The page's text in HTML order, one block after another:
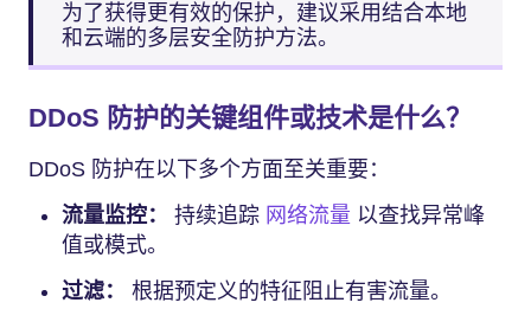
为了获得更有效的保护，建议采用结合本地
和云端的多层安全防护方法。
DDoS 防护的关键组件或技术是什么？
DDoS 防护在以下多个方面至关重要：
流量监控：
持续追踪 网络流量 以查找异常峰
值或模式。
过滤：
根据预定义的特征阻止有害流量。